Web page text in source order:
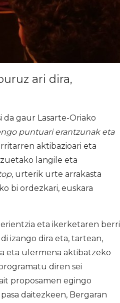
ari dira,
gaur Lasarte-Oriako
puntuari erantzunak eta
aktibazioari eta
langile eta
, urterik urte arrakasta
bi ordezkari, euskara
eta ikerketaren berri
izango dira eta, tartean,
eta ulermena aktibatzeko
diren sei
proposamen egingo
daitezkeen, Bergaran